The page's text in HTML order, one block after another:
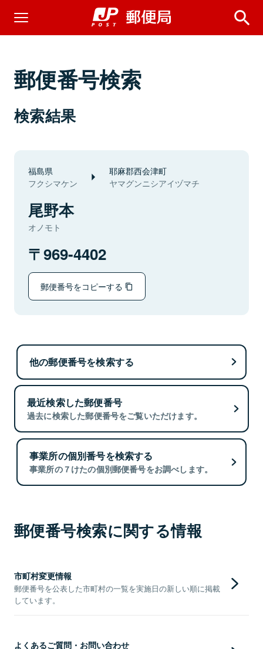
郵便番号検索
検索結果
福島県
フクシマケン
耶麻郡西会津町
ヤマグンニシアイヅマチ
尾野本
オノモト
969-4402
郵便番号をコピーする
他の郵便番号を検索する
最近検索した郵便番号
過去に検索した郵便番号をご覧いただけます。
事業所の個別番号を検索する
事業所の７けたの個別郵便番号をお調べします。
郵便番号検索に関する情報
市町村変更情報
郵便番号を公表した市町村の一覧を実施日の新しい順に掲載
しています。
よくあるご質問・お問い合わせ